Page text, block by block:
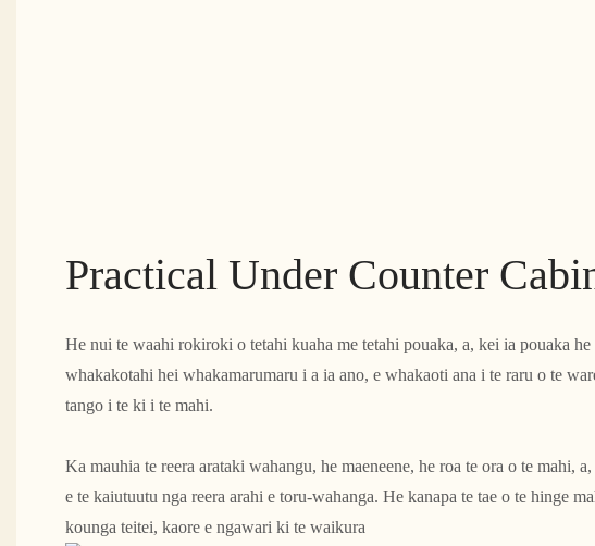
Practical Under Counter
He nui te waahi rokiroki o tetahi kuaha me tetahi pouaka, a, kei ia pouaka he
whakakotahi hei whakamarumaru i a ia ano, e whakaoti ana i te raru o te
tango i te ki i te mahi.
Ka mauhia te reera arataki wahangu, he maeneene, he roa te ora o te mahi,
e te kaiutuutu nga reera arahi e toru-wahanga. He kanapa te tae o te hinge
kounga teitei, kaore e ngawari ki te waikura